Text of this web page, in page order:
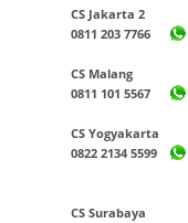
CS Jakarta 2
0811 203 7766
CS Malang
0811 101 5567
CS Yogyakarta
0822 2134 5599
CS Surabaya